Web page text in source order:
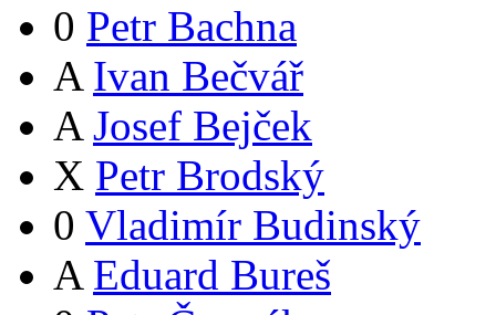
0 Petr Bachna
A Ivan Bečvář
A Josef Bejček
X Petr Brodský
0 Vladimír Budinský
A Eduard Bureš